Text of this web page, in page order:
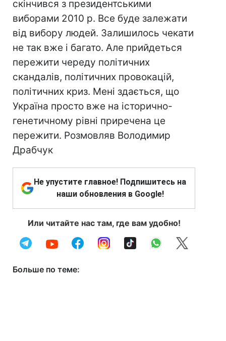
Не упустите главное! Подпишитесь на
наши обновления в Google!
Или читайте нас там, где вам удобно!
Больше по теме: